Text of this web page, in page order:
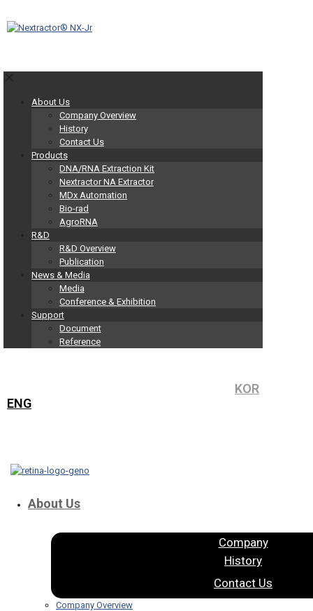
About Us
Company Overview
History
Contact Us
Products
DNA/RNA Extraction Kit
Nextractor NA Extractor
MDx Automation
Bio-rad
AgroRNA
R&D
R&D Overview
Publication
News & Media
Media
Conference & Exhibition
Support
Document
Reference
KOR
ENG
About Us
Company
History
Contact Us
Company Overview